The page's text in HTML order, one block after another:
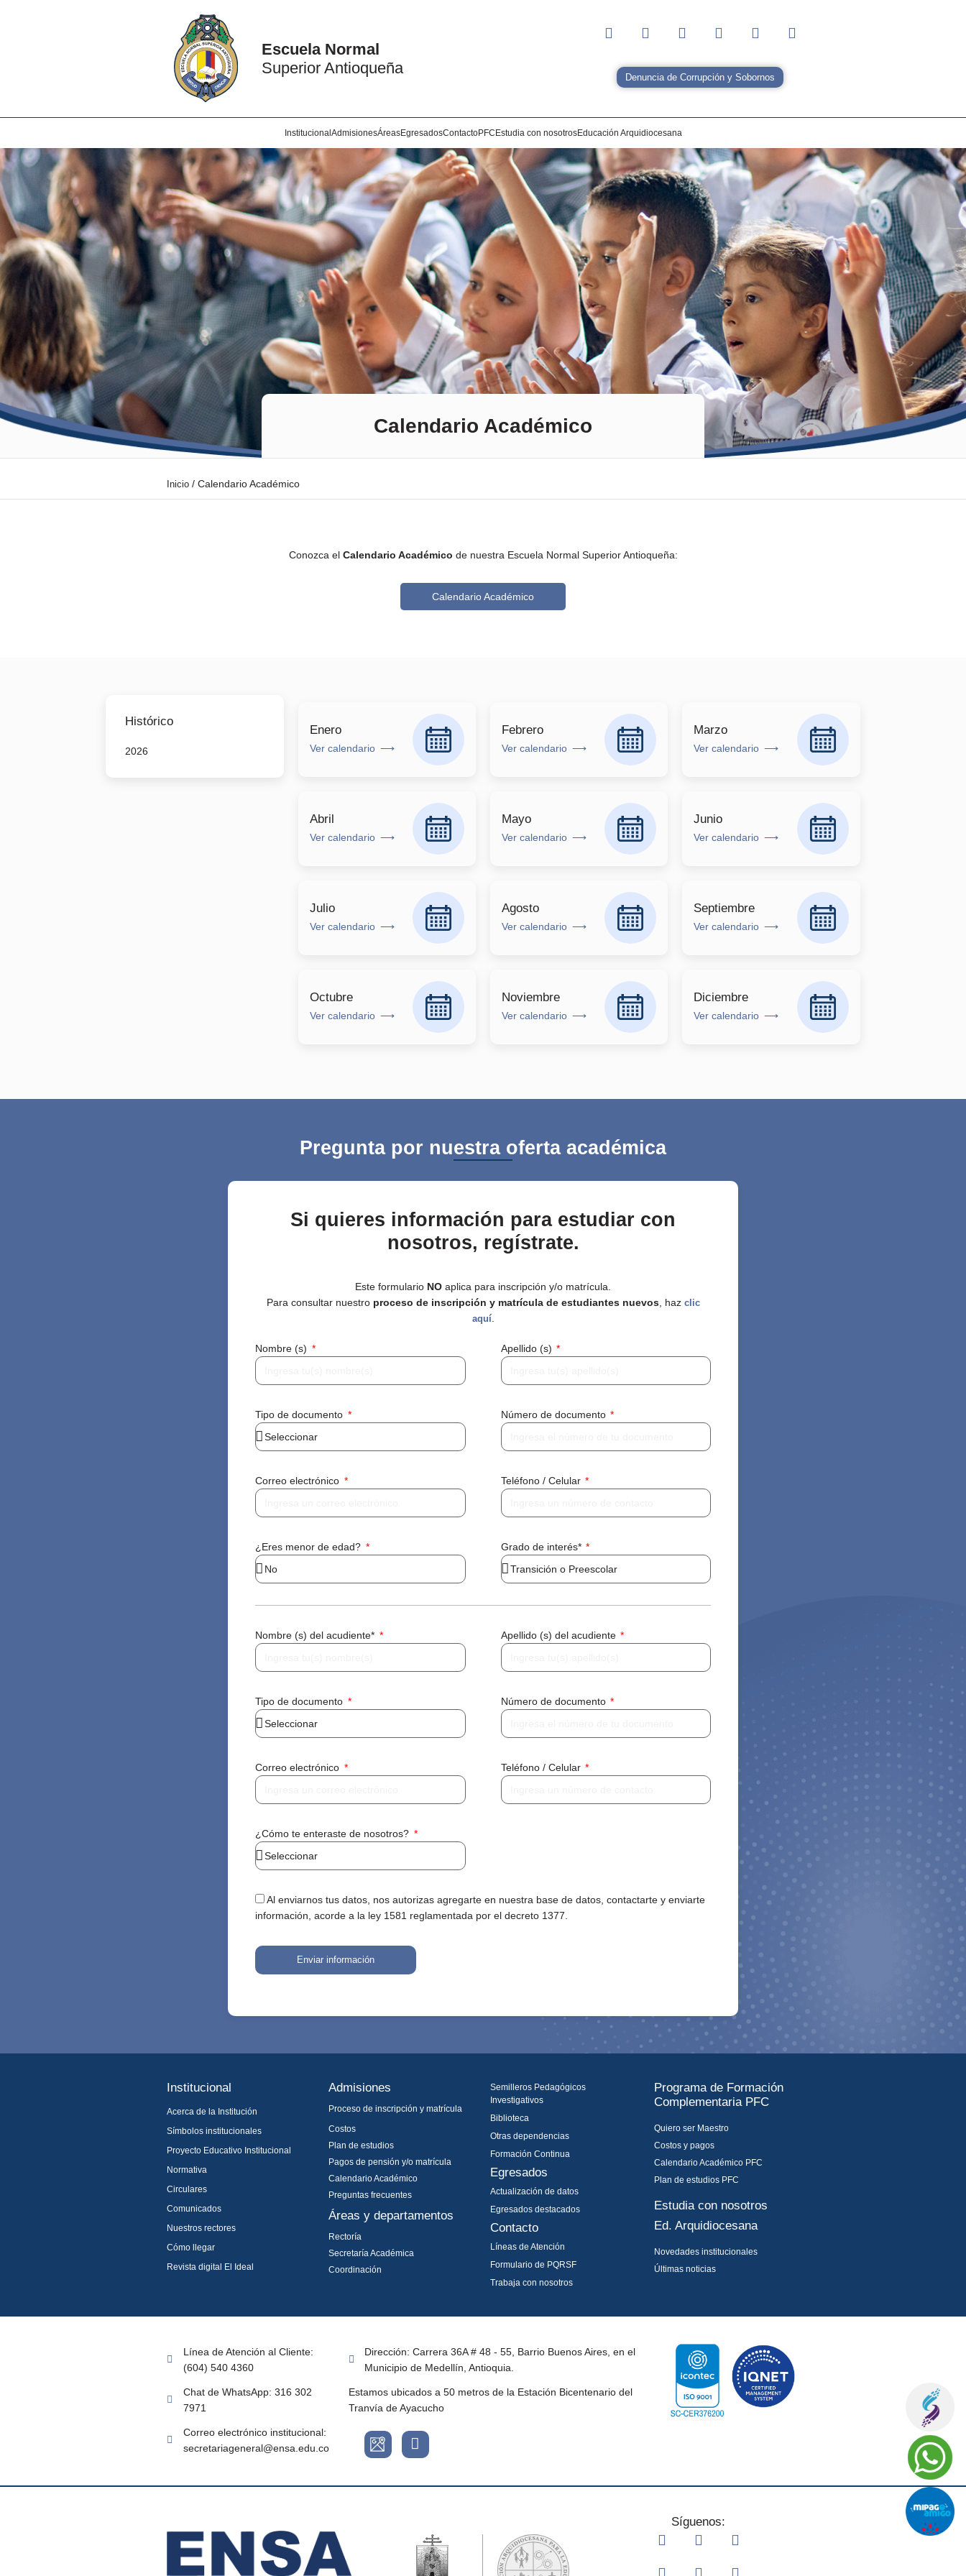
Escuela Normal
Superior Antioqueña
Denuncia de Corrupción y Sobornos
Institucional AdmisionesÁreasEgresadosContactoPFC Estudia con nosotrosEducación Arquidiocesana
Calendario Académico
Inicio / Calendario Académico
Conozca el Calendario Académico de nuestra Escuela Normal Superior Antioqueña:
Calendario Académico
Histórico
2026
Enero
Ver calendario
Febrero
Ver calendario
Marzo
Ver calendario
Abril
Ver calendario
Mayo
Ver calendario
Junio
Ver calendario
Julio
Ver calendario
Agosto
Ver calendario
Septiembre
Ver calendario
Octubre
Ver calendario
Noviembre
Ver calendario
Diciembre
Ver calendario
Pregunta por nuestra oferta académica
Si quieres información para estudiar con
nosotros, regístrate.
Este formulario NO aplica para inscripción y/o matrícula.
Para consultar nuestro proceso de inscripción y matrícula de estudiantes nuevos, haz clic
aquí.
Nombre (s) Apellido (s)
Tipo de documento Número de documento
Correo electrónico Teléfono / Celular
¿Eres menor de edad? Grado de interés*
Nombre (s) del acudiente* Apellido (s) del acudiente
Tipo de documento Número de documento
Correo electrónico Teléfono / Celular
¿Cómo te enteraste de nosotros?
Al enviarnos tus datos, nos autorizas agregarte en nuestra base de datos, contactarte y enviarte
información, acorde a la ley 1581 reglamentada por el decreto 1377.
Enviar información
Institucional
Acerca de la Institución
Símbolos institucionales
Proyecto Educativo Institucional
Normativa
Circulares
Comunicados
Nuestros rectores
Cómo llegar
Revista digital El Ideal
Admisiones
Proceso de inscripción y matrícula
Costos
Plan de estudios
Pagos de pensión y/o matrícula
Calendario Académico
Preguntas frecuentes
Áreas y departamentos
Rectoría
Secretaría Académica
Coordinación
Semilleros Pedagógicos
Investigativos
Biblioteca
Otras dependencias
Formación Continua
Egresados
Actualización de datos
Egresados destacados
Contacto
Líneas de Atención
Formulario de PQRSF
Trabaja con nosotros
Programa de Formación
Complementaria PFC
Quiero ser Maestro
Costos y pagos
Calendario Académico PFC
Plan de estudios PFC
Estudia con nosotros
Ed. Arquidiocesana
Novedades institucionales
Últimas noticias
Línea de Atención al Cliente:
(604) 540 4360
Chat de WhatsApp: 316 302
7971
Correo electrónico institucional:
secretariageneral@ensa.edu.co
Dirección: Carrera 36A # 48 - 55, Barrio Buenos Aires, en el
Municipio de Medellín, Antioquia.
Estamos ubicados a 50 metros de la Estación Bicentenario del
Tranvía de Ayacucho
Síguenos: